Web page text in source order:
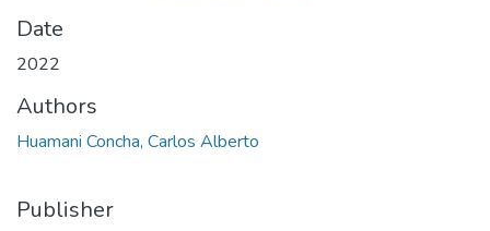
Date
2022
Authors
Huamani Concha, Carlos Alberto
Publisher